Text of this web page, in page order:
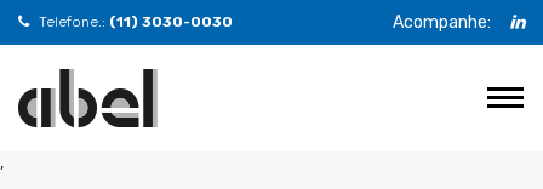
,
Telefone.: (11) 3030-0030 Acompanhe: